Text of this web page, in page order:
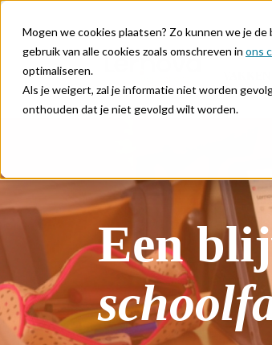
Mogen we cookies plaatsen? Zo kunnen we je
gebruik van alle cookies zoals omschreven in ons
optimaliseren.
Als je weigert, zal je informatie niet worden
onthouden dat je niet gevolgd wilt worden.
Een